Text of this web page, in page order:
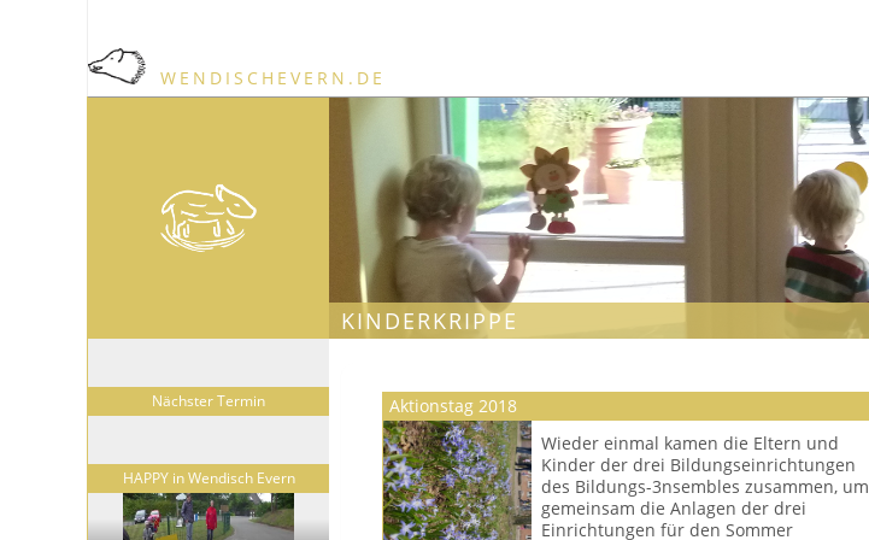
WENDISCHEVERN.DE
KINDERKRIPPE
Nächster Termin
HAPPY in Wendisch Evern
Aktionstag 2018
Wieder einmal kamen die Eltern und
Kinder der drei Bildungseinrichtungen
des Bildungs-3nsembles zusammen, um
gemeinsam die Anlagen der drei
Einrichtungen für den Sommer